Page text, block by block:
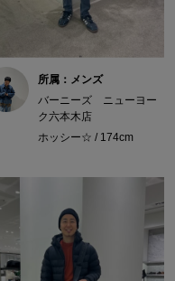
所属：メンズ
バーニーズ ニューヨー
ク六本木店
ホッシー☆ / 174cm